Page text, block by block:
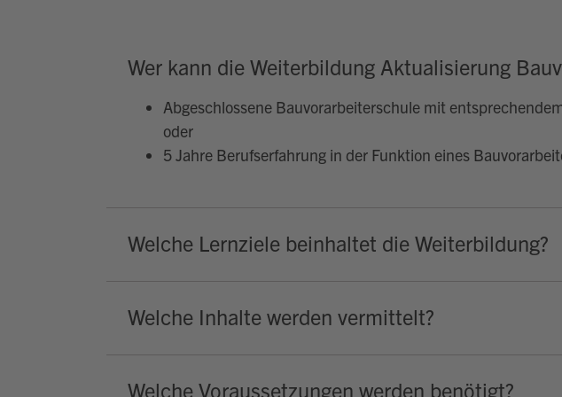
Wer kann die Weiterbildung Aktualisierung
Abgeschlossene Bauvorarbeiterschule mit
oder
5 Jahre Berufserfahrung in der Funktion eines
Welche Lernziele beinhaltet die Weiterbildung?
Welche Inhalte werden vermittelt?
Welche Voraussetzungen werden benötigt?